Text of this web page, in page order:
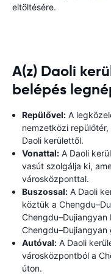
eltöltésére.
A(z) Daoli
belépés
Repülővel: A
nemzetközi
Daoli kerülettől.
Vonattal: A Daoli
vasút szolgálja ki,
városközponttal.
Buszossal: A Daoli
köztük a
Autóval: A Daoli
városközpontból a
úton.